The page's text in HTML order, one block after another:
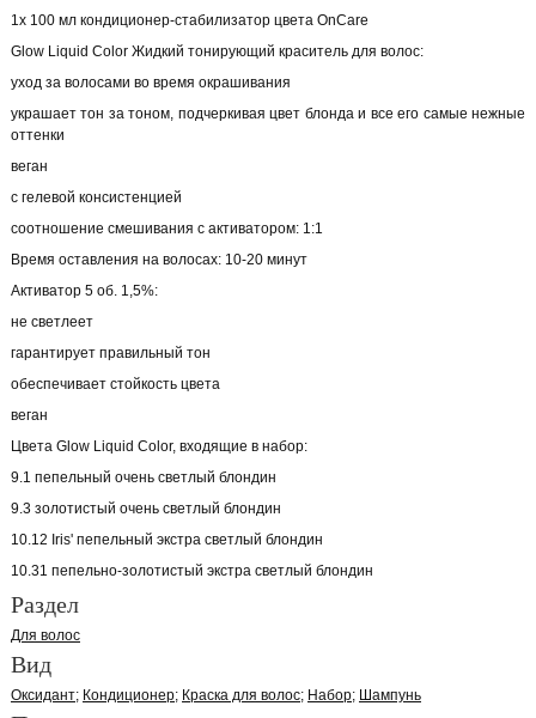
1x 100 мл кондиционер-стабилизатор цвета OnCare
Glow Liquid Color Жидкий тонирующий краситель для волос:
уход за волосами во время окрашивания
украшает тон за тоном, подчеркивая цвет блонда и все его самые нежные
оттенки
веган
с гелевой консистенцией
соотношение смешивания с активатором: 1:1
Время оставления на волосах: 10-20 минут
Активатор 5 об. 1,5%:
не светлеет
гарантирует правильный тон
обеспечивает стойкость цвета
веган
Цвета Glow Liquid Color, входящие в набор:
9.1 пепельный очень светлый блондин
9.3 золотистый очень светлый блондин
10.12 Iris' пепельный экстра светлый блондин
10.31 пепельно-золотистый экстра светлый блондин
Раздел
Для волос
Вид
Оксидант Кондиционер Краска для волос Набор Шампунь